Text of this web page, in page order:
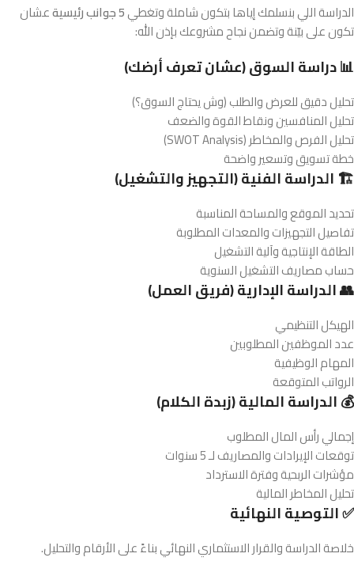
الدراسة اللي بنسلمك إياها بتكون شاملة وتغطي5 جوانب رئيسية
عشان
تكون على بيّنة وتضمن نجاح مشروعك بإذن الله:
📊 دراسة السوق (عشان تعرف أرضك)
تحليل دقيق للعرض والطلب (وش يحتاج السوق؟)
تحليل المنافسين ونقاط القوة والضعف
تحليل الفرص والمخاطر (SWOT Analysis)
خطة تسويق وتسعير واضحة
🏗️ الدراسة الفنية (التجهيز والتشغيل)
تحديد الموقع والمساحة المناسبة
تفاصيل التجهيزات والمعدات المطلوبة
الطاقة الإنتاجية وآلية التشغيل
حساب مصاريف التشغيل السنوية
👥 الدراسة الإدارية (فريق العمل)
الهيكل التنظيمي
عدد الموظفين المطلوبين
المهام الوظيفية
الرواتب المتوقعة
💰 الدراسة المالية (زبدة الكلام)
إجمالي رأس المال المطلوب
توقعات الإيرادات والمصاريف لـ 5 سنوات
مؤشرات الربحية وفترة الاسترداد
تحليل المخاطر المالية
✅ التوصية النهائية
خلاصة الدراسة والقرار الاستثماري النهائي بناءً على الأرقام والتحليل.